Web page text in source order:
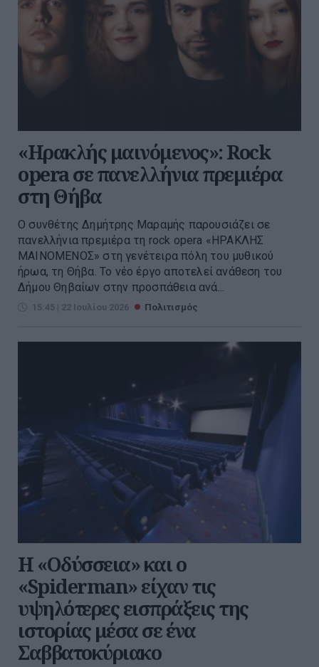
«Ηρακλής μαινόμενος»: Rock
opera σε πανελλήνια πρεμιέρα
στη Θήβα
Ο συνθέτης Δημήτρης Μαραμής παρουσιάζει σε
πανελλήνια πρεμιέρα τη rock opera «ΗΡΑΚΛΗΣ
ΜΑΙΝΟΜΕΝΟΣ» στη γενέτειρα πόλη του μυθικού
ήρωα, τη Θήβα. Το νέο έργο αποτελεί ανάθεση του
Δήμου Θηβαίων στην προσπάθεια ανά...
15:45 | 22 Ιουλίου 2026 Πολιτισμός
Η «Οδύσσεια» και ο
«Spiderman» είχαν τις
υψηλότερες εισπράξεις της
ιστορίας μέσα σε ένα
Σαββατοκύριακο